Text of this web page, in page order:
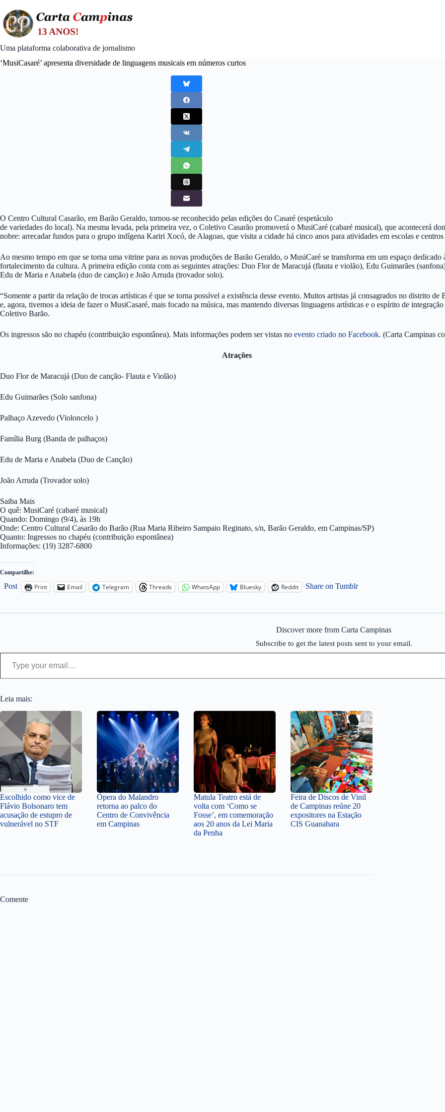
content
Uma plataforma colaborativa de jornalismo
‘MusiCasaré’ apresenta diversidade de linguagens musicais em números curtos
O Centro Cultural Casarão, em Barão Geraldo, tornou-se reconhecido pelas edições do Casaré (espetáculo
de variedades do local). Na mesma levada, pela primeira vez, o Coletivo Casarão promoverá o MusiCaré (cabaré musical), que acontecerá
nobre: arrecadar fundos para o grupo indígena Kariri Xocó, de Alagoas, que visita a cidade há cinco anos para atividades em escolas e
Ao mesmo tempo em que se torna uma vitrine para as novas produções de Barão Geraldo, o MusiCaré se transforma em um espaço
fortalecimento da cultura. A primeira edição conta com as seguintes atrações: Duo Flor de Maracujá (flauta e violão), Edu Guimarães
Edu de Maria e Anabela (duo de canção) e João Arruda (trovador solo).
“Somente a partir da relação de trocas artísticas é que se torna possível a existência desse evento. Muitos artistas já consagrados no distrito
e, agora, tivemos a ideia de fazer o MusiCasaré, mais focado na música, mas mantendo diversas linguagens artísticas e o espírito de
Coletivo Barão.
Os ingressos são no chapéu (contribuição espontânea). Mais informações podem ser vistas no evento criado no Facebook. (Carta Campinas
Atrações
Duo Flor de Maracujá (Duo de canção- Flauta e Violão)
Edu Guimarães (Solo sanfona)
Palhaço Azevedo (Violoncelo )
Família Burg (Banda de palhaços)
Edu de Maria e Anabela (Duo de Canção)
João Arruda (Trovador solo)
Saiba Mais
O quê: MusiCaré (cabaré musical)
Quando: Domingo (9/4), às 19h
Onde: Centro Cultural Casarão do Barão (Rua Maria Ribeiro Sampaio Reginato, s/n, Barão Geraldo, em Campinas/SP)
Quanto: Ingressos no chapéu (contribuição espontânea)
Informações: (19) 3287-6800
Compartilhe:
Post Print Email Telegram Threads WhatsApp Bluesky Reddit Share on Tumblr
Discover more from Carta Campinas
Subscribe to get the latest posts sent to your email.
Type your email…
Leia mais:
Escolhido como vice de
Flávio Bolsonaro tem
acusação de estupro de
vulnerável no STF
Ópera do Malandro
retorna ao palco do
Centro de Convivência
em Campinas
Matula Teatro está de
volta com ‘Como se
Fosse’, em comemoração
aos 20 anos da Lei Maria
da Penha
Feira de Discos de Vinil
de Campinas reúne 20
expositores na Estação
CIS Guanabara
Comente